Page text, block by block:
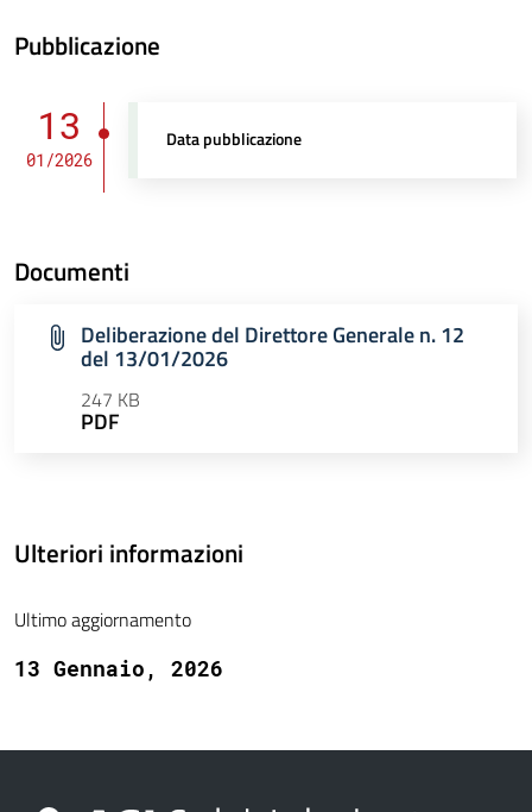
Pubblicazione
13
01/2026
Data pubblicazione
Documenti
Deliberazione del Direttore Generale n. 12
del 13/01/2026
247 KB
PDF
Ulteriori informazioni
Ultimo aggiornamento
13 Gennaio, 2026